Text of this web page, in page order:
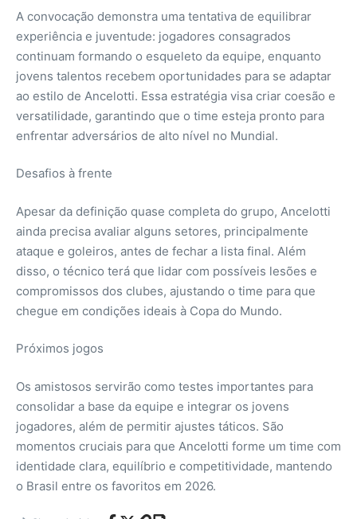
A convocação demonstra uma tentativa de equilibrar
experiência e juventude: jogadores consagrados
continuam formando o esqueleto da equipe, enquanto
jovens talentos recebem oportunidades para se adaptar
ao estilo de Ancelotti. Essa estratégia visa criar coesão e
versatilidade, garantindo que o time esteja pronto para
enfrentar adversários de alto nível no Mundial.
Desafios à frente
Apesar da definição quase completa do grupo, Ancelotti
ainda precisa avaliar alguns setores, principalmente
ataque e goleiros, antes de fechar a lista final. Além
disso, o técnico terá que lidar com possíveis lesões e
compromissos dos clubes, ajustando o time para que
chegue em condições ideais à Copa do Mundo.
Próximos jogos
Os amistosos servirão como testes importantes para
consolidar a base da equipe e integrar os jovens
jogadores, além de permitir ajustes táticos. São
momentos cruciais para que Ancelotti forme um time com
identidade clara, equilíbrio e competitividade, mantendo
o Brasil entre os favoritos em 2026.